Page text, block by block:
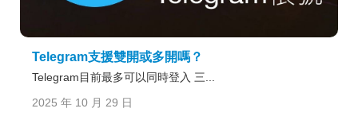
Telegram支援雙開或多開嗎？
Telegram目前最多可以同時登入 三...
2025 年 10 月 29 日